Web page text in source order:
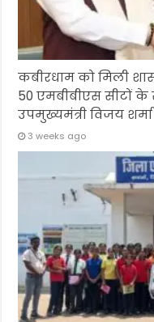
कबीरधाम को मिली
50 एमबीबीएस सीटों
उपमुख्यमंत्री विजय
3 weeks ago